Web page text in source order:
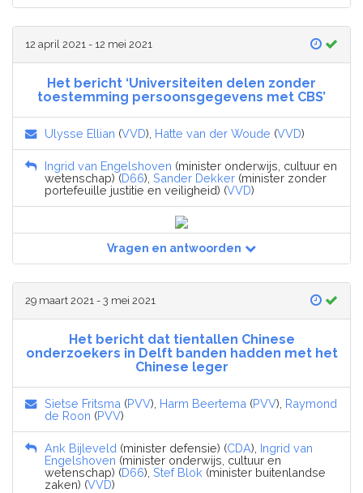
12 april 2021 - 12 mei 2021
Het bericht ‘Universiteiten delen zonder
toestemming persoonsgegevens met CBS’
Ulysse Ellian (VVD), Hatte van der Woude (VVD)
Ingrid van Engelshoven (minister onderwijs, cultuur en
wetenschap) (D66), Sander Dekker (minister zonder
portefeuille justitie en veiligheid) (VVD)
Vragen en antwoorden
29 maart 2021 - 3 mei 2021
Het bericht dat tientallen Chinese
onderzoekers in Delft banden hadden met het
Chinese leger
Sietse Fritsma (PVV), Harm Beertema (PVV), Raymond
de Roon (PVV)
Ank Bijleveld (minister defensie) (CDA), Ingrid van
Engelshoven (minister onderwijs, cultuur en
wetenschap) (D66), Stef Blok (minister buitenlandse
zaken) (VVD)